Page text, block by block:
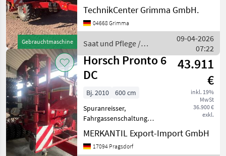
Gebrauchtmaschine
Fahrgassenschaltung,
Fahrwerk, Spuranreisser,
Zweischeibenschare,
Bedienteil Saat und Pflege
Drillmaschinen
TechnikCenter Grimma GmbH.
04668 Grimma
Saat und Pflege /
Horsch
09-04-2026
07:22
Horsch Pronto 6
DC
43.911
€
inkl. 19%
MwSt
36.900 €
exkl.
Bj. 2010
600 cm
Spuranreisser,
Fahrgassenschaltung
Flächenleistung: 9500 ha,
Bordcomputer / Monitor,
Beladestufe, Hydraulische
MERKANTIL Export-Import GmbH
17094 Pragsdorf